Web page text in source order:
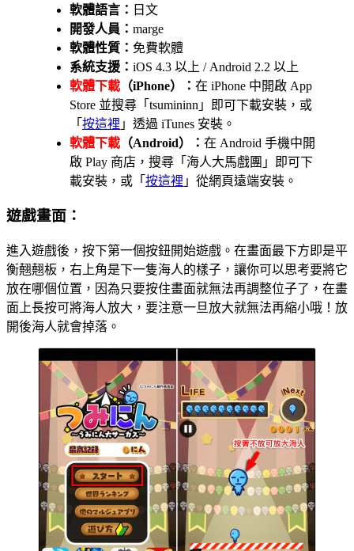
軟體語言： 日文
開發人員： marge
軟體性質： 免費軟體
系統支援： iOS 4.3 以上 / Android 2.2 以上
軟體下載 （iPhone）： 在 iPhone 中開啟 App
Store 並搜尋「tsumininn」即可下載安裝，或
「 按這裡 」透過 iTunes 安裝。
軟體下載 （Android）： 在 Android 手機中開
啟 Play 商店，搜尋「海人大馬戲團」即可下
載安裝，或「 按這裡 」從網頁遠端安裝。
遊戲畫面：
進入遊戲後，按下第一個按鈕開始遊戲。在畫面最下方即是平
衡翹翹板，右上角是下一隻海人的樣子，讓你可以思考要將它
放在哪個位置，因為只要按住畫面就無法再調整位子了，在畫
面上長按可將海人放大，要注意一旦放大就無法再縮小哦！放
開後海人就會掉落。